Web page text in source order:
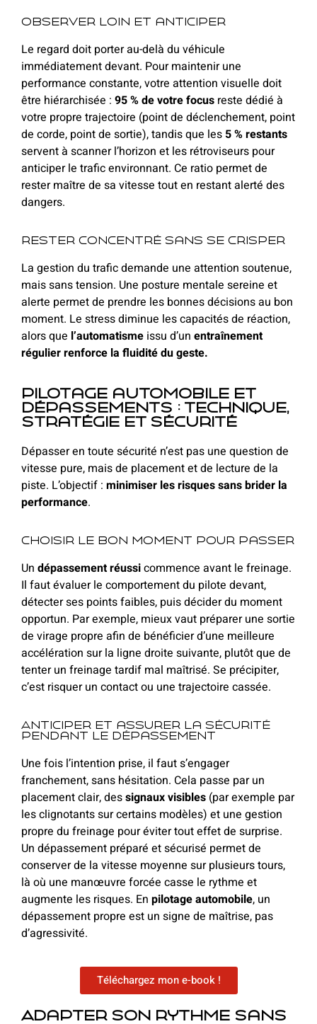
Observer loin et anticiper
Le regard doit porter au-delà du véhicule
immédiatement devant. Pour maintenir une
performance constante, votre attention visuelle doit
être hiérarchisée : 95 % de votre focus reste dédié à
votre propre trajectoire (point de déclenchement, point
de corde, point de sortie), tandis que les 5 % restants
servent à scanner l’horizon et les rétroviseurs pour
anticiper le trafic environnant. Ce ratio permet de
rester maître de sa vitesse tout en restant alerté des
dangers.
Rester concentré sans se crisper
La gestion du trafic demande une attention soutenue,
mais sans tension. Une posture mentale sereine et
alerte permet de prendre les bonnes décisions au bon
moment. Le stress diminue les capacités de réaction,
alors que l’automatisme issu d’un entraînement
régulier renforce la fluidité du geste.
Pilotage automobile et
dépassements : technique,
stratégie et sécurité
Dépasser en toute sécurité n’est pas une question de
vitesse pure, mais de placement et de lecture de la
piste. L’objectif : minimiser les risques sans brider la
performance.
Choisir le bon moment pour passer
Un dépassement réussicommence avant le freinage.
Il faut évaluer le comportement du pilote devant,
détecter ses points faibles, puis décider du moment
opportun. Par exemple, mieux vaut préparer une sortie
de virage propre afin de bénéficier d’une meilleure
accélération sur la ligne droite suivante, plutôt que de
tenter un freinage tardif mal maîtrisé. Se précipiter,
c’est risquer un contact ou une trajectoire cassée.
Anticiper et assurer la sécurité
pendant le dépassement
Une fois l’intention prise, il faut s’engager
franchement, sans hésitation. Cela passe par un
placement clair, dessignaux visibles (par exemple par
les clignotants sur certains modèles) et une gestion
propre du freinage pour éviter tout effet de surprise.
Un dépassement préparé et sécurisé permet de
conserver de la vitesse moyenne sur plusieurs tours,
là où une manœuvre forcée casse le rythme et
augmente les risques. En pilotage automobile, un
dépassement propre est un signe de maîtrise, pas
d’agressivité.
Téléchargez mon e-book !
Adapter son rythme sans